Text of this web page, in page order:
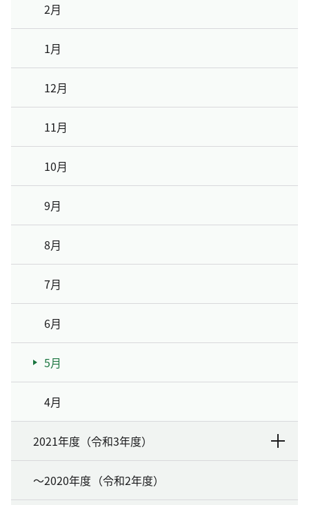
2月
1月
12月
11月
10月
9月
8月
7月
6月
5月
4月
2021年度（令和3年度）
～2020年度（令和2年度）